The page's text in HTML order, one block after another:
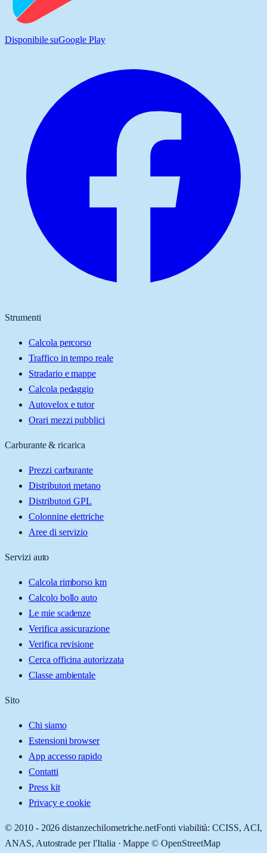
Disponibile suGoogle Play
Strumenti
Calcola percorso
Traffico in tempo reale
Stradario e mappe
Calcola pedaggio
Autovelox e tutor
Orari mezzi pubblici
Carburante & ricarica
Prezzi carburante
Distributori metano
Distributori GPL
Colonnine elettriche
Aree di servizio
Servizi auto
Calcola rimborso km
Calcolo bollo auto
Le mie scadenze
Verifica assicurazione
Verifica revisione
Cerca officina autorizzata
Classe ambientale
Sito
Chi siamo
Estensioni browser
App accesso rapido
Contatti
Press kit
Privacy e cookie
© 2010 - 2026 distanzechilometriche.netFonti viabilità: CCISS, ACI,
ANAS, Autostrade per l'Italia · Mappe © OpenStreetMap